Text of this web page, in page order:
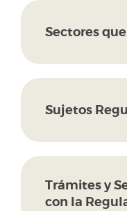
Sectores
Sujetos
Trámites y
con la